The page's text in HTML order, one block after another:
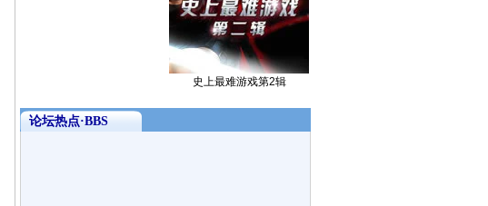
史上最难游戏第2辑
论坛热点·BBS